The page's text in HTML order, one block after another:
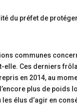
du préfet de
communes
elle. Ces derniers
en 2014, au
plus de poids
les élus d’agir en